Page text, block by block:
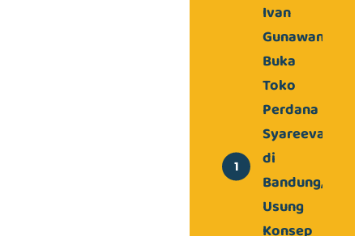
Ivan
Gunawan
Buka
Toko
Perdana
Syareeva
di
Bandung,
Usung